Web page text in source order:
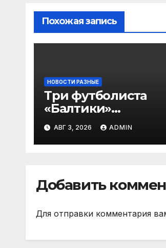
Похожая запись
НОВОСТИ РАЗНЫЕ
Три футболиста
«Балтики»
включены в
символическую
сборную 2‑го тура
МАТЧ ПРЕМЬЕР
АВГ 3, 2026 ADMIN
Добавить
Для отправки комментария